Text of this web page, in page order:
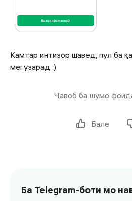
Камтар интизор шавед, пул ба
мегузарад :)
Ҷавоб ба шумо
Бале
Ба Telegram-боти мо